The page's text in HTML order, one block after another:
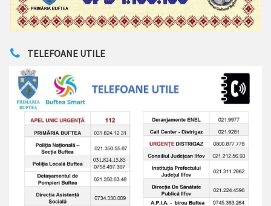
TELEFOANE UTILE